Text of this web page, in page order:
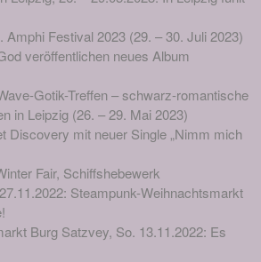
Amphi Festival 2023 (29. – 30. Juli 2023)
veröffentlichen neues Album
Gotik-Treffen – schwarz-romantische
in Leipzig (26. – 29. Mai 2023)
Discovery mit neuer Single „Nimm mich
Fair, Schiffshebewerk
Steampunk-Weihnachtsmarkt
Burg Satzvey, So. 13.11.2022: Es